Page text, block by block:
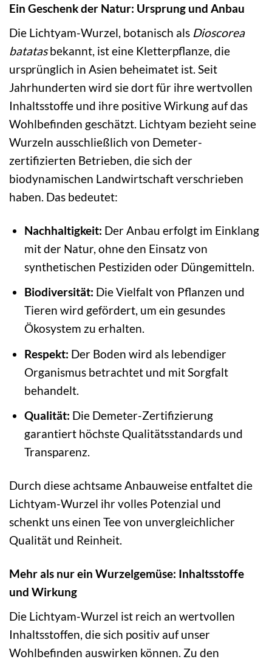
Ein Geschenk der Natur: Ursprung und Anbau
Die Lichtyam-Wurzel, botanisch als Dioscorea
batatasbekannt, ist eine Kletterpflanze, die
ursprünglich in Asien beheimatet ist. Seit
Jahrhunderten wird sie dort für ihre wertvollen
Inhaltsstoffe und ihre positive Wirkung auf das
Wohlbefinden geschätzt. Lichtyam bezieht seine
Wurzeln ausschließlich von Demeter-
zertifizierten Betrieben, die sich der
biodynamischen Landwirtschaft verschrieben
haben. Das bedeutet:
Nachhaltigkeit: Der Anbau erfolgt im Einklang
mit der Natur, ohne den Einsatz von
synthetischen Pestiziden oder Düngemitteln.
Biodiversität: Die Vielfalt von Pflanzen und
Tieren wird gefördert, um ein gesundes
Ökosystem zu erhalten.
Respekt: Der Boden wird als lebendiger
Organismus betrachtet und mit Sorgfalt
behandelt.
Qualität: Die Demeter-Zertifizierung
garantiert höchste Qualitätsstandards und
Transparenz.
Durch diese achtsame Anbauweise entfaltet die
Lichtyam-Wurzel ihr volles Potenzial und
schenkt uns einen Tee von unvergleichlicher
Qualität und Reinheit.
Mehr als nur ein Wurzelgemüse: Inhaltsstoffe
und Wirkung
Die Lichtyam-Wurzel ist reich an wertvollen
Inhaltsstoffen, die sich positiv auf unser
Wohlbefinden auswirken können. Zu den